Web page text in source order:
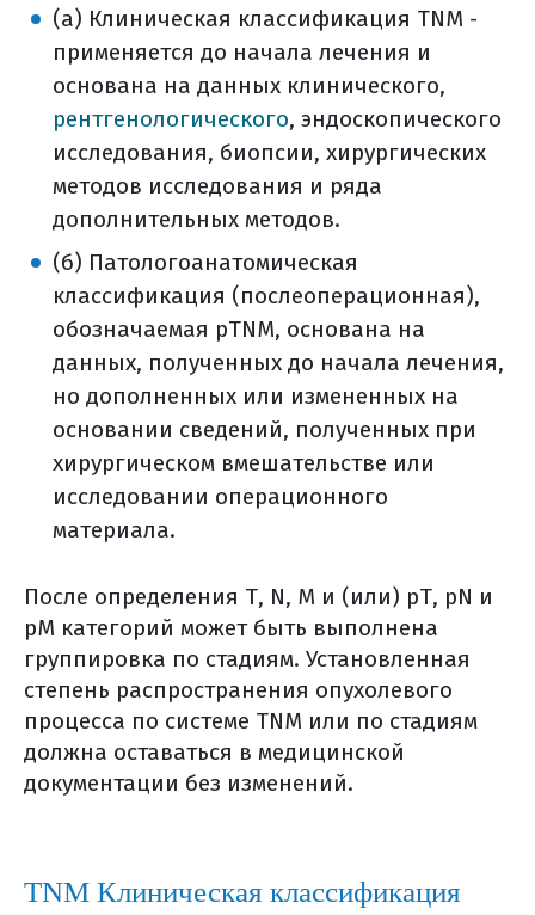
онкомаркеры
стадии рмж
метастазирование
подтверждение (верификация)
диагноза (общая информация)
этапы постановки диагноза
подозрение или выявление у
больного онкологического
заболевания
нормативные акты
сбор данных
классификация опухоли и
патоморфологическое
заключение
молекулярно-генетическое
тестирование: что это и зачем
где можно выполнить
молекулярно-генетическое
исследование?
как получить свой
морфологический материал?
где и как хранить
дома гистологические стекла и
биопсия сторожевого узла
(а) Клиническая классификация TNM -
применяется до начала лечения и
основана на данных клинического,
рентгенологического, эндоскопического
исследования, биопсии, хирургических
методов исследования и ряда
дополнительных методов.
(б) Патологоанатомическая
классификация (послеоперационная),
обозначаемая pTNM, основана на
данных, полученных до начала лечения,
но дополненных или измененных на
основании сведений, полученных при
хирургическом вмешательстве или
исследовании операционного
материала.
После определения Т, N, М и (или) рТ, pN и
рМ категорий может быть выполнена
группировка по стадиям. Установленная
степень распространения опухолевого
процесса по системе TNM или по стадиям
должна оставаться в медицинской
документации без изменений.
TNM Клиническая классификация